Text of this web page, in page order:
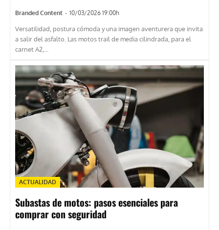
Branded Content - 10/03/2026 19:00h
Versatilidad, postura cómoda y una imagen aventurera que invita
a salir del asfalto. Las motos trail de media cilindrada, para el
carnet A2,...
ACTUALIDAD
Subastas de motos: pasos esenciales para
comprar con seguridad